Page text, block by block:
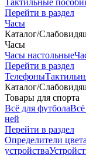
Тактильные
Перейти в раздел
Часы
Каталог/
Часы
Часы настольные
Перейти в раздел
Телефоны
Каталог/
Товары для спорта
Всё для футболаВсё
ней
Перейти в раздел
Определители
устройства